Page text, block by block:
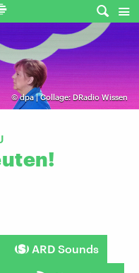
©dpa | Collage: DRadio Wissen
ARD Sounds